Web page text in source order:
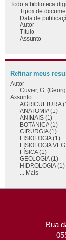
Todo a biblioteca
Tipos de
Data de
Autor
Título
Assunto
Refinar meus
Autor
Cuvier, G.
Assunto
AGRICULTURA
ANATOMIA (1)
ANIMAIS (1)
BOTÂNICA (1)
CIRURGIA (1)
FISIOLOGIA (1)
FISIOLOGIA
FÍSICA (1)
GEOLOGIA (1)
HIDROLOGIA (1)
... Mais
Rua